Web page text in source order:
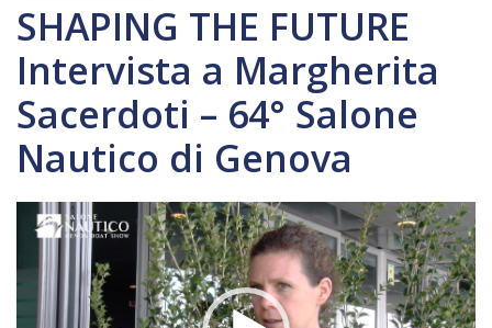
SHAPING THE FUTURE
Intervista a Margherita
Sacerdoti – 64° Salone
Nautico di Genova
Video
Player